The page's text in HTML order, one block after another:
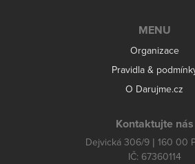
MENU
Organizace
Pravidla &
O Darujme.cz
Kontaktujte nás
Dejvická 306/9 | 160 00
IČ: 67360114